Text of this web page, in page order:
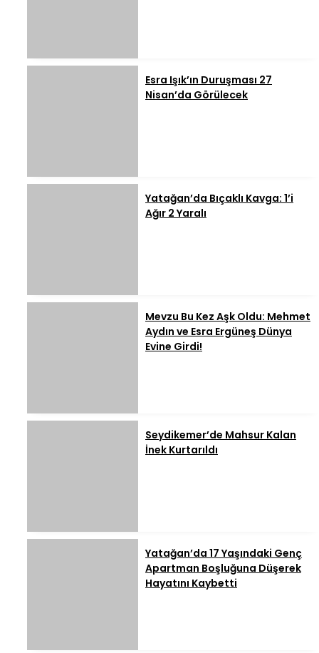
Esra Işık’ın Duruşması 27
Nisan’da Görülecek
Yatağan’da Bıçaklı Kavga: 1’i
Ağır 2 Yaralı
Mevzu Bu Kez Aşk Oldu: Mehmet
Aydın ve Esra Ergüneş Dünya
Evine Girdi!
Seydikemer’de Mahsur Kalan
İnek Kurtarıldı
Yatağan’da 17 Yaşındaki Genç
Apartman Boşluğuna Düşerek
Hayatını Kaybetti